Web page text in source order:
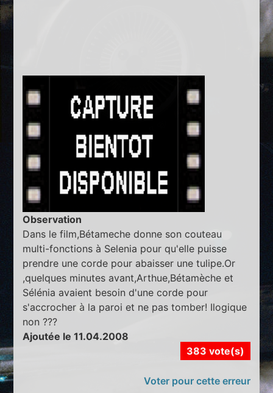
Observation
Dans le film,Bétameche donne son couteau
multi-fonctions à Selenia pour qu'elle puisse
prendre une corde pour abaisser une tulipe.Or
,quelques minutes avant,Arthue,Bétamèche et
Sélénia avaient besoin d'une corde pour
s'accrocher à la paroi et ne pas tomber! Ilogique
non ???
Ajoutée le 11.04.2008
383 vote(s)
Voter pour cette erreur